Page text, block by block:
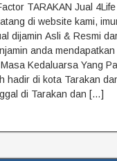
TARAKAN Jual
di website kami,
dijamin Asli & Resmi
anda
Kedaluarsa Yang
hadir di kota Tarakan
di Tarakan dan […]